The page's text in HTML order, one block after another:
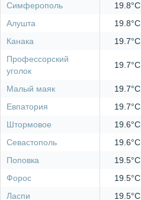
Симферополь
19.8°C
Алушта
19.8°C
Канака
19.7°C
Профессорский
уголок
19.7°C
Малый маяк 19.7°C
Евпатория
19.7°C
Штормовое
19.6°C
Севастополь
19.6°C
Поповка
19.5°C
Форос
19.5°C
Ласпи
19.5°C